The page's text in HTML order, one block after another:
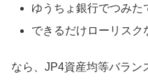
ゆうちょ銀行でつみた
できるだけローリスク
なら、JP4資産均等バラン